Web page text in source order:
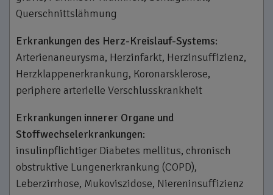
Querschnittslähmung
Erkrankungen des Herz-­Kreislauf­-Systems:
Arterienaneurysma, Herzinfarkt, Herzinsuffizienz,
Herzklappenerkrankung, Koronarsklerose,
periphere arterielle Verschlusskrankheit
Erkrankungen innerer Organe und
Stoffwechselerkrankungen:
insulinpflichtiger Diabetes mellitus, chronisch
obstruktive Lungenerkrankung (COPD),
Leberzirrhose, Mukoviszidose, Niereninsuffizienz